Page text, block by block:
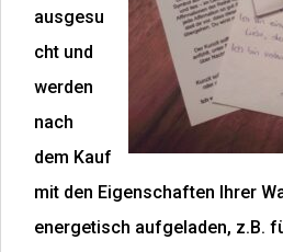
ausgesu
cht und
werden
nach
dem Kauf
mit den Eigenschaften Ihrer
energetisch aufgeladen, z.B.